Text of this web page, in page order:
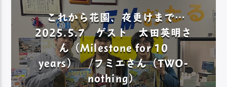
これから花園、夜更けまで…
2025.5.7 ゲスト 太田英明さ
ん（Milestone for 10
years） /フミエさん（TWO-
nothing）